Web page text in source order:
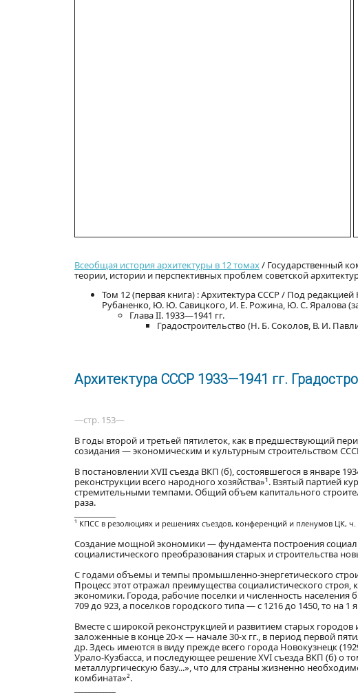
Всеобщая история архитектуры в 12 томах/ Государственный
теории, истории и перспективных проблем советской
Том 12 (первая книга) : Архитектура СССР / Под
Рубаненко, Ю. Ю. Савицкого, И. Е. Рожина, Ю. С. Яралова
Глава II. 1933—1941 гг.
Градостроительство (Н. Б. Соколов, В. И.
Архитектура СССР 1933—1941 гг.
—стр. 153—
В годы второй и третьей пятилеток, как в предшествующий
созидания — экономическим и культурным строительством
В постановлении XVII съезда ВКП (б), состоявшегося в январе
реконструкции всего народного хозяйства»¹. Взятый
стремительными темпами. Общий объем капитального
раза.
¹ КПСС в резолюциях и решениях съездов, конференций и пленумов ЦК, ч.
Создание мощной экономики — фундамента построения
социалистического преобразования старых и строительства
С годами объемы и темпы промышленно-энергетического
Процесс этот отражал преимущества социалистического
экономики. Города, рабочие поселки и численность
709 до 923, а поселков городского типа — с 1216 до 1450, то на
Вместе с широкой реконструкцией и развитием старых
заложенные в конце 20-х — начале 30-х гг., в период первой
др. Здесь имеются в виду прежде всего города Новокузнецк
Урало-Кузбасса, и последующее решение XVI съезда ВКП (б) о
металлургическую базу...», что для страны жизненно
комбината»².